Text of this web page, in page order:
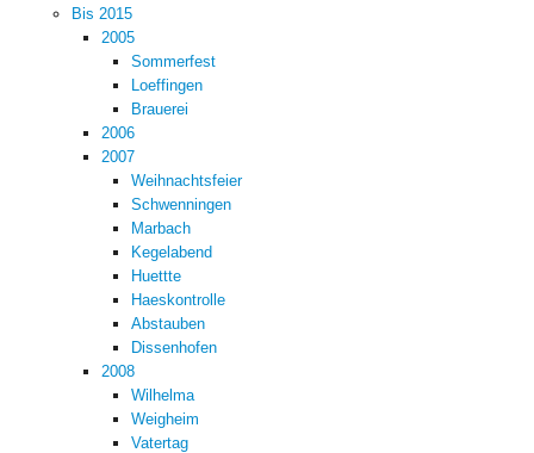
Bis 2015
2005
Sommerfest
Loeffingen
Brauerei
2006
2007
Weihnachtsfeier
Schwenningen
Marbach
Kegelabend
Huettte
Haeskontrolle
Abstauben
Dissenhofen
2008
Wilhelma
Weigheim
Vatertag